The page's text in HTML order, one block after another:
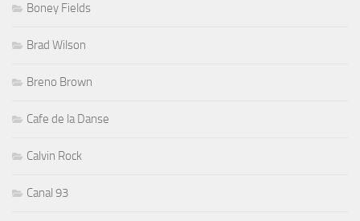
Boney Fields
Brad Wilson
Breno Brown
Cafe de la Danse
Calvin Rock
Canal 93